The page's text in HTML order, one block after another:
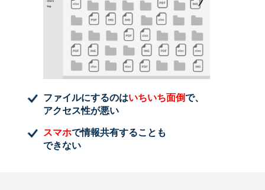
ファイルにするのはいちいち面倒で、
アクセス性が悪い
スマホで情報共有することも
できない